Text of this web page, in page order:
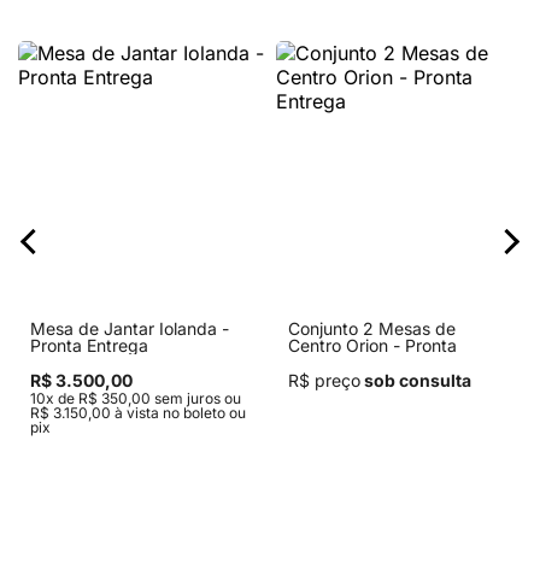
Mesa de Jantar Iolanda -
Pronta Entrega
R$ 3.500,00
10x de R$ 350,00 sem juros ou
R$ 3.150,00 à vista no boleto ou
pix
Conjunto 2 Mesas de
Centro Orion - Pronta
R$ preçosob consulta